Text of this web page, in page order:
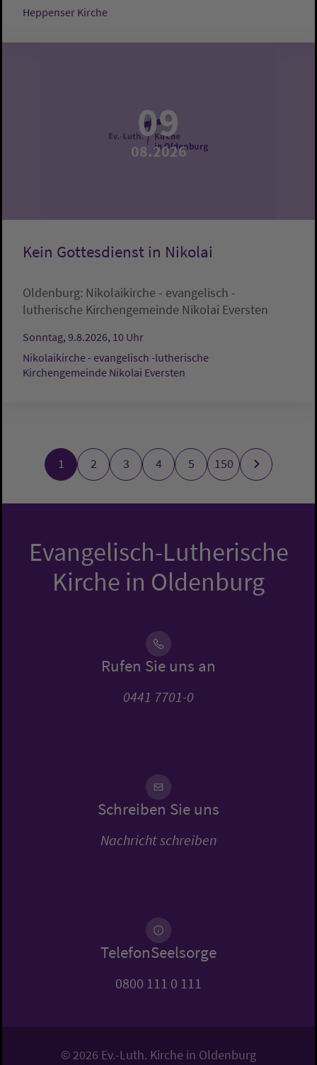
Heppenser Kirche
09
08.2026
Kein Gottesdienst in Nikolai
Oldenburg: Nikolaikirche - evangelisch -
lutherische Kirchengemeinde Nikolai Eversten
Sonntag, 9.8.2026, 10 Uhr
Nikolaikirche - evangelisch -lutherische
Kirchengemeinde Nikolai Eversten
1 2 3 4 5 150
Evangelisch-Lutherische
Kirche in Oldenburg
Rufen Sie uns an
0441 7701-0
Schreiben Sie uns
Nachricht schreiben
TelefonSeelsorge
0800 111 0 111
© 2026 Ev.-Luth. Kirche in Oldenburg